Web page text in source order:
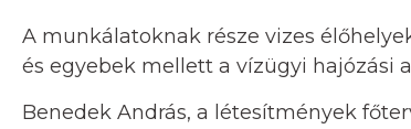
A munkálatoknak része vizes
és egyebek mellett a vízügyi hajózási
Benedek András, a létesítmények